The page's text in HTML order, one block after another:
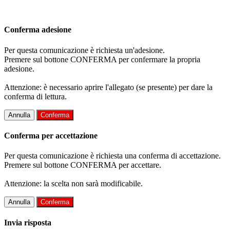
Conferma adesione
Per questa comunicazione è richiesta un'adesione.
Premere sul bottone CONFERMA per confermare la propria
adesione.
Attenzione: è necessario aprire l'allegato (se presente) per dare la
conferma di lettura.
Annulla Conferma
Conferma per accettazione
Per questa comunicazione è richiesta una conferma di accettazione.
Premere sul bottone CONFERMA per accettare.
Attenzione: la scelta non sarà modificabile.
Annulla Conferma
Invia risposta